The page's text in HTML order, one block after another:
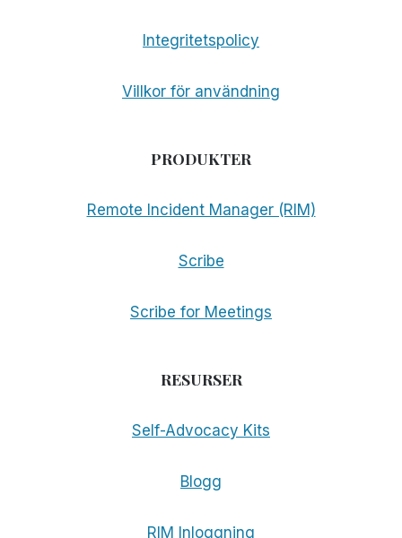
Integritetspolicy
Villkor för användning
PRODUKTER
Remote Incident Manager (RIM)
Scribe
Scribe for Meetings
RESURSER
Self-Advocacy Kits
Blogg
RIM Inloggning